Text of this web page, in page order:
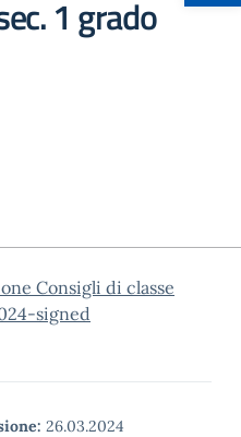
1 grado
Consigli di classe
signed
26.03.2024